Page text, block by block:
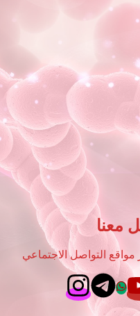
معنا
التواصل الاجتماعي